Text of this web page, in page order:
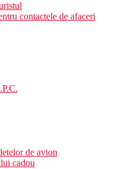
contactele de afaceri
de avion
cadou